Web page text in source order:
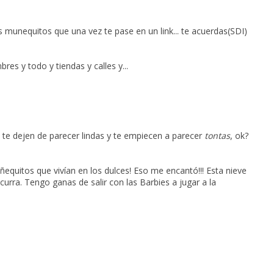
que una vez te pase en un link... te acuerdas(SDI)
y todo y tiendas y calles y...
dejen de parecer lindas y te empiecen a parecer tontas, ok?
que vivían en los dulces! Eso me encantó!!! Esta nieve
Tengo ganas de salir con las Barbies a jugar a la